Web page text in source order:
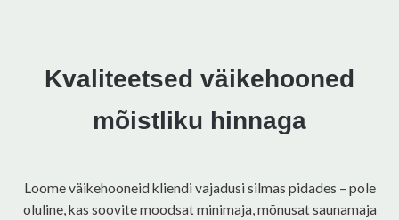
Kvaliteetsed väikehooned
mõistliku hinnaga
Loome väikehooneid kliendi vajadusi silmas pidades – pole
oluline, kas soovite moodsat minimaja, mõnusat saunamaja